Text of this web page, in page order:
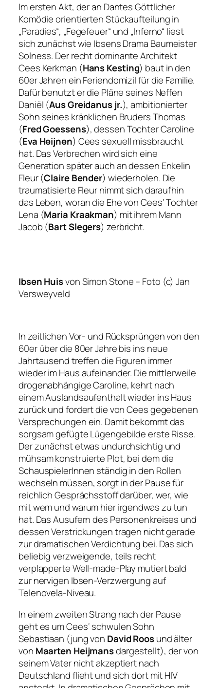
Im ersten Akt, der an DantesGöttlicher
Komödieorientierten Stückaufteilung in
„Paradies“, „Fegefeuer“ und „Inferno“ liest
sich zunächst wie Ibsens Drama Baumeister
Solness. Der recht dominante Architekt
Cees Kerkman (Hans Kesting) baut in den
60er Jahren ein Feriendomizil für die Familie.
Dafür benutzt er die Pläne seines Neffen
Daniël (Aus Greidanus jr.), ambitionierter
Sohn seines kränklichen Bruders Thomas
(Fred Goessens), dessen Tochter Caroline
(Eva Heijnen) Cees sexuell missbraucht
hat. Das Verbrechen wird sich eine
Generation später auch an dessen Enkelin
Fleur (Claire Bender) wiederholen. Die
traumatisierte Fleur nimmt sich daraufhin
das Leben, woran die Ehe von Cees‘ Tochter
Lena (Maria Kraakman) mit ihrem Mann
Jacob (Bart Slegers) zerbricht.
Ibsen Huisvon Simon Stone – Foto (c) Jan
Versweyveld
In zeitlichen Vor- und Rücksprüngen von den
60er über die 80er Jahre bis ins neue
Jahrtausend treffen die Figuren immer
wieder im Haus aufeinander. Die mittlerweile
drogenabhängige Caroline, kehrt nach
einem Auslandsaufenthalt wieder ins Haus
zurück und fordert die von Cees gegebenen
Versprechungen ein. Damit bekommt das
sorgsam gefügte Lügengebilde erste Risse.
Der zunächst etwas undurchsichtig und
mühsam konstruierte Plot, bei dem die
SchauspielerInnen ständig in den Rollen
wechseln müssen, sorgt in der Pause für
reichlich Gesprächsstoff darüber, wer, wie
mit wem und warum hier irgendwas zu tun
hat. Das Ausufern des Personenkreises und
dessen Verstrickungen tragen nicht gerade
zur dramatischen Verdichtung bei. Das sich
beliebig verzweigende, teils recht
verplapperte Well-made-Play mutiert bald
zur nervigen Ibsen-Verzwergung auf
Telenovela-Niveau.
In einem zweiten Strang nach der Pause
geht es um Cees‘ schwulen Sohn
Sebastiaan (jung von David Roosund älter
von Maarten Heijmansdargestellt), der von
seinem Vater nicht akzeptiert nach
Deutschland flieht und sich dort mit HIV